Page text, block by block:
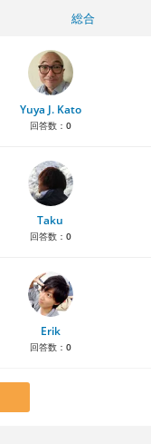
総合
Yuya J. Kato
回答数： 0
Taku
回答数： 0
Erik
回答数： 0